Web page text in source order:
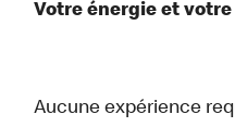
Votre énergie et
Aucune expérience